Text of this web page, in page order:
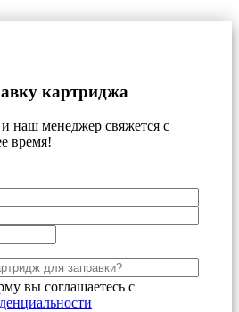
картриджа
наш менеджер свяжется с
время!
вы соглашаетесь с